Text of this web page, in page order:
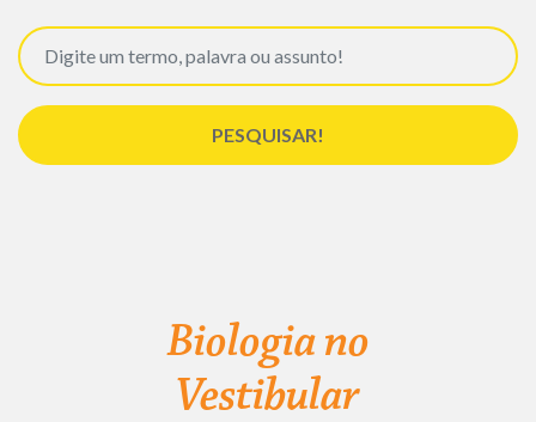
PESQUISAR!
Biologia no
Vestibular